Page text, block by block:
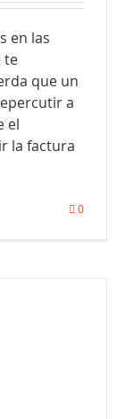
en las
te
que un
a
el
la factura
0